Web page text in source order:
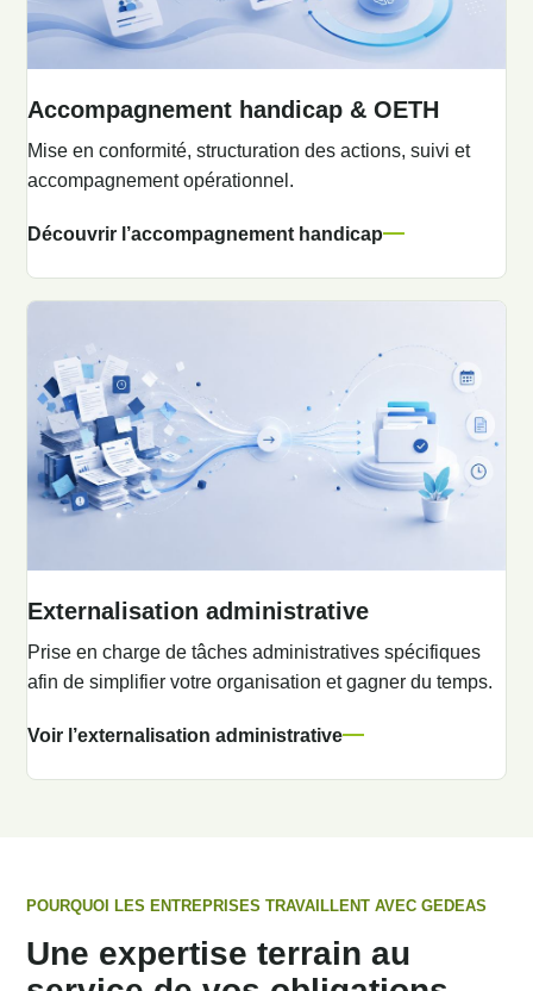
Accompagnement handicap & OETH
Mise en conformité, structuration des actions, suivi et
accompagnement opérationnel.
Découvrir l’accompagnement handicap
Externalisation administrative
Prise en charge de tâches administratives spécifiques
afin de simplifier votre organisation et gagner du temps.
Voir l’externalisation administrative
POURQUOI LES ENTREPRISES TRAVAILLENT AVEC GEDEAS
Une expertise terrain au